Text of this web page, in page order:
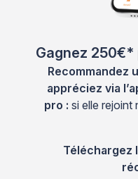
Gagnez 250€*
Recommandez
appréciez via
pro : si elle rejoint
Téléchargez